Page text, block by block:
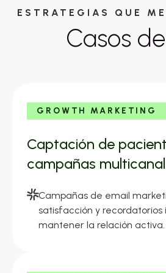
ESTRATEGIAS QUE
Casos
GROWTH MARKETING
Captación de
campañas multicanal
Campañas de email
satisfacción y recordatorios
mantener la relación activa.